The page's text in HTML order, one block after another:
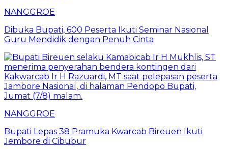
NANGGROE
Dibuka Bupati, 600 Peserta Ikuti Seminar Nasional
Guru Mendidik dengan Penuh Cinta
NANGGROE
Bupati Lepas 38 Pramuka Kwarcab Bireuen Ikuti
Jembore di Cibubur